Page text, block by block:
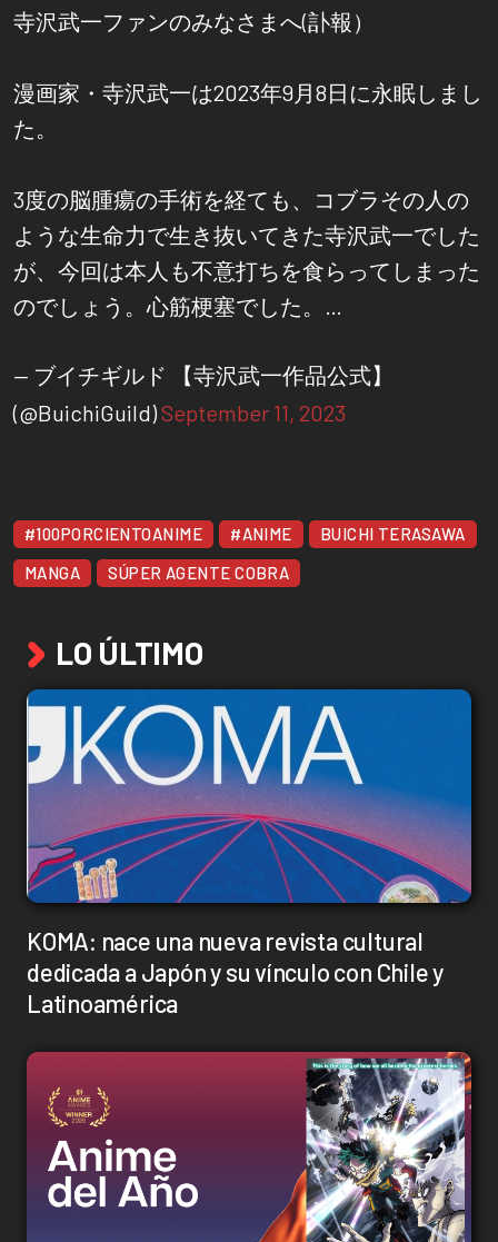
寺沢武一ファンのみなさまへ(訃報）
漫画家・寺沢武一は2023年9月8日に永眠しまし
た。
3度の脳腫瘍の手術を経ても、コブラその人の
ような生命力で生き抜いてきた寺沢武一でした
が、今回は本人も不意打ちを食らってしまった
のでしょう。心筋梗塞でした。…
— ブイチギルド 【寺沢武一作品公式】
(@BuichiGuild)September 11, 2023
#100PORCIENTOANIME #ANIME
BUICHI TERASAWA
MANGA
SÚPER AGENTE COBRA
LO ÚLTIMO
KOMA: nace una nueva revista cultural
dedicada a Japón y su vínculo con Chile y
Latinoamérica